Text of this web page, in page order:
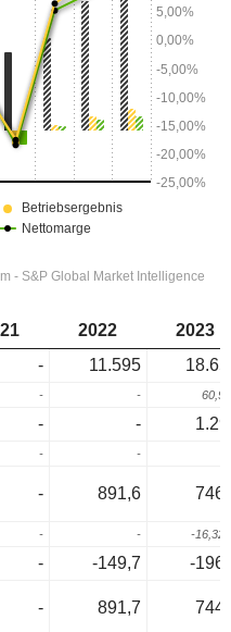
2022
2023
- 11.595
- - 60,9
- -
- -
- 891,6
- - -16,32
- -149,7
-
- 891,7